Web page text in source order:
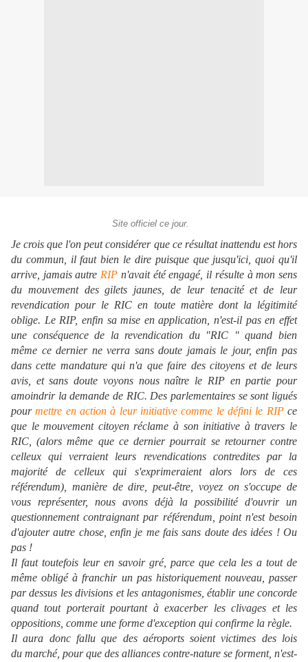
Site officiel ce jour.
Je crois que l'on peut considérer que ce résultat inattendu est hors
du commun, il faut bien le dire puisque que jusqu'ici, quoi qu'il
arrive, jamais autre RIP n'avait été engagé, il résulte à mon sens
du mouvement des gilets jaunes, de leur tenacité et de leur
revendication pour le RIC en toute matière dont la légitimité
oblige. Le RIP, enfin sa mise en application, n'est-il pas en effet
une conséquence de la revendication du "RIC " quand bien
même ce dernier ne verra sans doute jamais le jour, enfin pas
dans cette mandature qui n'a que faire des citoyens et de leurs
avis, et sans doute voyons nous naître le RIP en partie pour
amoindrir la demande de RIC. Des parlementaires se sont ligués
pourmettre en action à leur initiative comme le défini le RIPce
que le mouvement citoyen réclame à son initiative à travers le
RIC, (alors même que ce dernier pourrait se retourner contre
celleux qui verraient leurs revendications contredites par la
majorité de celleux qui s'exprimeraient alors lors de ces
référendum), manière de dire, peut-être, voyez on s'occupe de
vous représenter, nous avons déjà la possibilité d'ouvrir un
questionnement contraignant par référendum, point n'est besoin
d'ajouter autre chose, enfin je me fais sans doute des idées ! Ou
pas !
Il faut toutefois leur en savoir gré, parce que cela les a tout de
même obligé à franchir un pas historiquement nouveau, passer
par dessus les divisions et les antagonismes, établir une concorde
quand tout porterait pourtant à exacerber les clivages et les
oppositions, comme une forme d'exception qui confirme la règle.
Il aura donc fallu que des aéroports soient victimes des lois
du marché, pour que des alliances contre-nature se forment, n'est-